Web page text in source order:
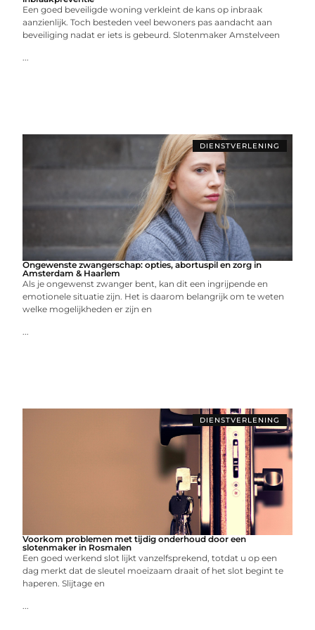
Een goed beveiligde woning verkleint de kans op inbraak
aanzienlijk. Toch besteden veel bewoners pas aandacht aan
beveiliging nadat er iets is gebeurd. Slotenmaker Amstelveen
...
DIENSTVERLENING
Ongewenste zwangerschap: opties, abortuspil en zorg in
Amsterdam & Haarlem
Als je ongewenst zwanger bent, kan dit een ingrijpende en
emotionele situatie zijn. Het is daarom belangrijk om te weten
welke mogelijkheden er zijn en
...
DIENSTVERLENING
Voorkom problemen met tijdig onderhoud door een
slotenmaker in Rosmalen
Een goed werkend slot lijkt vanzelfsprekend, totdat u op een
dag merkt dat de sleutel moeizaam draait of het slot begint te
haperen. Slijtage en
...